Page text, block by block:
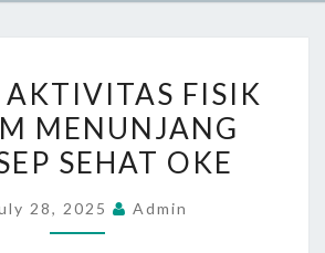
AKTIVITAS
FISIK
DALAM
KONSEP
AKTIVITAS FISIK
MENUNJANG
SEHAT OKE
28, 2025 Admin